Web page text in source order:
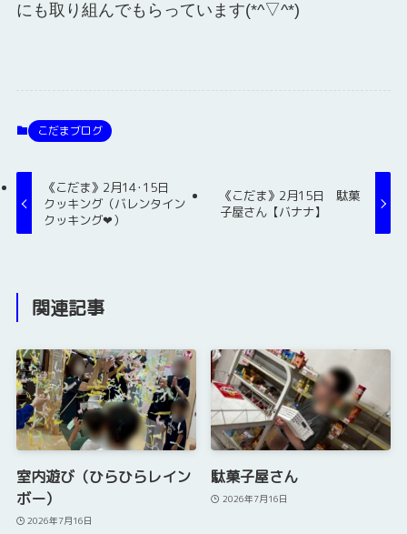
にも取り組んでもらっています(*^▽^*)
こだまブログ
《こだま》2月14･15日
クッキング（バレンタイン
クッキング❤）
《こだま》2月15日 駄菓
子屋さん【バナナ】
関連記事
室内遊び（ひらひらレイン
ボー）
2026年7月16日
駄菓子屋さん
2026年7月16日